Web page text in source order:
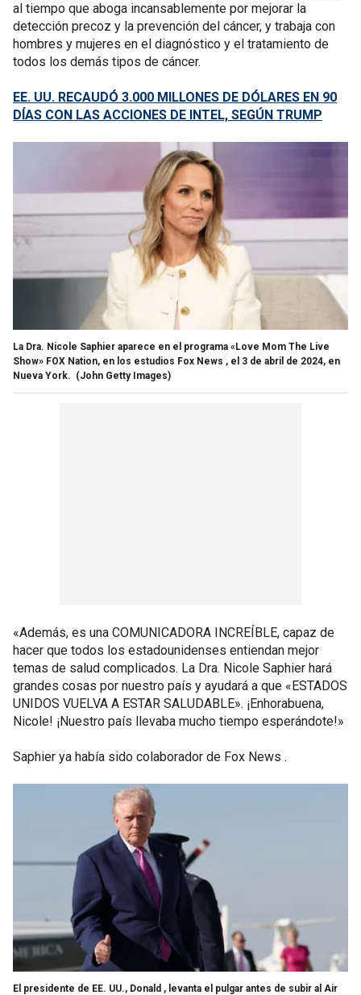
al tiempo que aboga incansablemente por mejorar la
detección precoz y la prevención del cáncer, y trabaja con
hombres y mujeres en el diagnóstico y el tratamiento de
todos los demás tipos de cáncer.
EE. UU. RECAUDÓ 3.000 MILLONES DE DÓLARES EN 90
DÍAS CON LAS ACCIONES DE INTEL, SEGÚN TRUMP
La Dra. Nicole Saphier aparece en el programa «Love Mom The Live
Show» FOX Nation, en los estudios Fox News , el 3 de abril de 2024, en
Nueva York. (John Getty Images)
«Además, es una COMUNICADORA INCREÍBLE, capaz de
hacer que todos los estadounidenses entiendan mejor
temas de salud complicados. La Dra. Nicole Saphier hará
grandes cosas por nuestro país y ayudará a que «ESTADOS
UNIDOS VUELVA A ESTAR SALUDABLE». ¡Enhorabuena,
Nicole! ¡Nuestro país llevaba mucho tiempo esperándote!»
Saphier ya había sido colaborador de Fox News .
El presidente de EE. UU., Donald , levanta el pulgar antes de subir al Air